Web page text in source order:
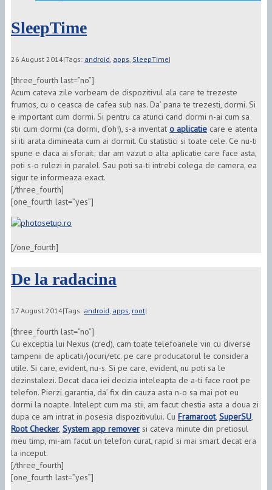
SleepTime
26 August 2014|Tags: android apps SleepTime|
[three_fourth last=”no”]
Acum cateva zile vorbeam de dispozitivul ala care te trezeste
frumos, cu o ceasca de cafea sub nas. Da’ pana te trezesti, dormi. Si
e important cum dormi. Si pentru ca atunci cand dormi n-ai cum sa
stii cum dormi (ca dormi, d’oh!), s-a inventat o aplicatie care e atenta
si iti arata dimineata cum ai dormit. Cu statistici si toate cele. Ce nu-ti
spune e daca ai sforait; dar am vazut o alta aplicatie care face asta,
poti s-o rulezi in paralel. Sau poti sa-ti intrebi colega de camera, ea
sigur te informeaza exact.
[/three_fourth]
[one_fourth last=”yes”]
[/one_fourth]
De la radacina
17 August 2014|Tags: android, apps, root|
[three_fourth last=”no”]
Cu exceptia lui Nexus (cred), cam toate telefoanele vin cu diverse
tampenii de aplicatii/jocuri/etc. pe care producatorul le considera
utile. Si care, evident, nu-s. Si pe care, evident, nu poti sa le
dezinstalezi. Decat daca iei decizia inteleapta de a-ti face root pe
telefon. Pierzi garantia, da’ fix din cauza asta n-o sa mai pot eu
dormi la noapte. Intelept cum ma stii, am facut chestia asta a doua zi
dupa ce am intrat in posesia dispozitivului. Cu Framaroot, SuperSU,
Root Checker, System app remover si cateva minute din pretiosul
meu timp, mi-am facut un telefon curat, rapid si mai smart decat era
la inceput.
[/three_fourth]
[one_fourth last=”yes”]